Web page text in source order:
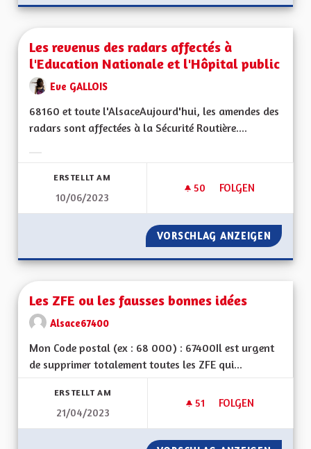
Les revenus des radars affectés à
l'Education Nationale et l'Hôpital public
Eve GALLOIS
68160 et toute l'AlsaceAujourd'hui, les amendes des
radars sont affectées à la Sécurité Routière....
ERSTELLT AM
10/06/2023
50 50 FOLLOWER
FOLGEN
LES REVENUS
VORSCHLAG ANZEIGEN LES
Les ZFE ou les fausses bonnes idées
Alsace67400
Mon Code postal (ex : 68 000) : 67400Il est urgent
de supprimer totalement toutes les ZFE qui...
ERSTELLT AM
21/04/2023
51 51 FOLLOWER
FOLGEN
LES ZFE OU LES